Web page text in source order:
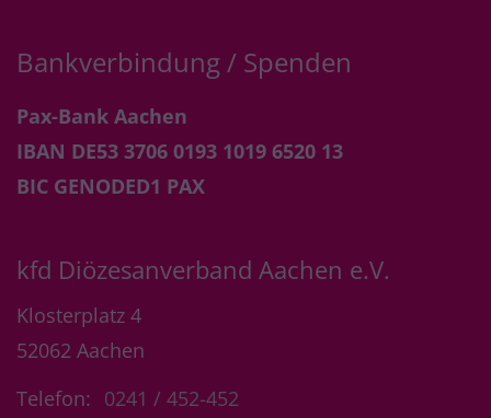
Bankverbindung / Spenden
Pax-Bank Aachen
IBAN DE53 3706 0193 1019 6520 13
BIC GENODED1 PAX
kfd Diözesanverband Aachen e.V.
Klosterplatz 4
52062 Aachen
Telefon: 0241 / 452-452